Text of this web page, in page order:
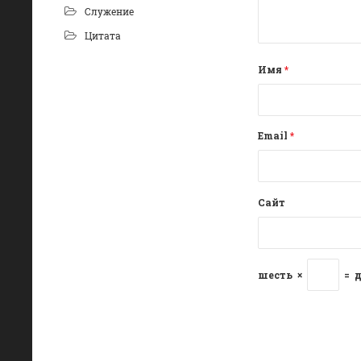
Служение
Цитата
Имя *
Email *
Сайт
шесть × =